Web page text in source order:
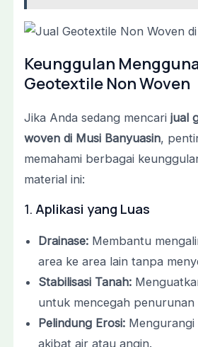
Keunggulan
Geotextile Non Woven
Jika Anda sedang mencari jual
woven di Musi Banyuasin,
memahami berbagai
material ini:
1. Aplikasi yang Luas
Drainase:Membantu
area ke area lain tanpa
Stabilisasi Tanah:
untuk mencegah
Pelindung Erosi:Mengurangi
akibat air atau angin.